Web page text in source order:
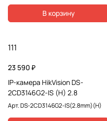
В корзину
111
23 590 ₽
IP-камера HikVision DS-
2CD3146G2-IS (H) 2.8
Арт.DS-2CD3146G2-IS(2.8mm)(H)